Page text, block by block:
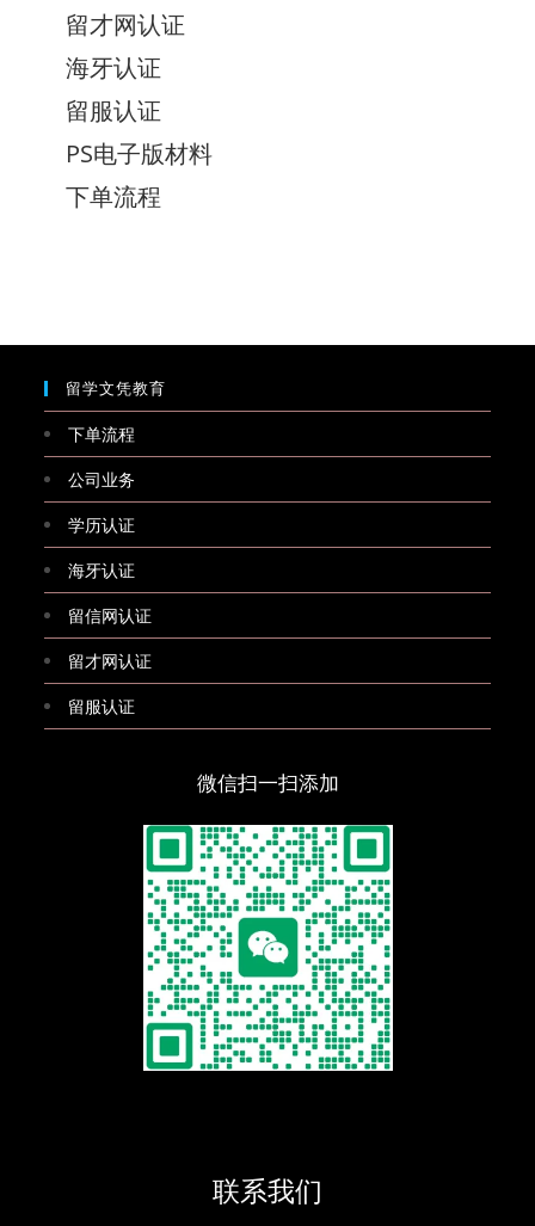
留才网认证
海牙认证
留服认证
PS电子版材料
下单流程
留学文凭教育
下单流程
公司业务
学历认证
海牙认证
留信网认证
留才网认证
留服认证
微信扫一扫添加
联系我们